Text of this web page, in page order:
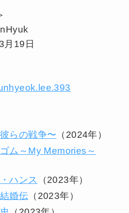
月19日
らの戦争〜 （2024年）
ム～My Memories～
ハンス
（2023年）
婚伝 （2023年）